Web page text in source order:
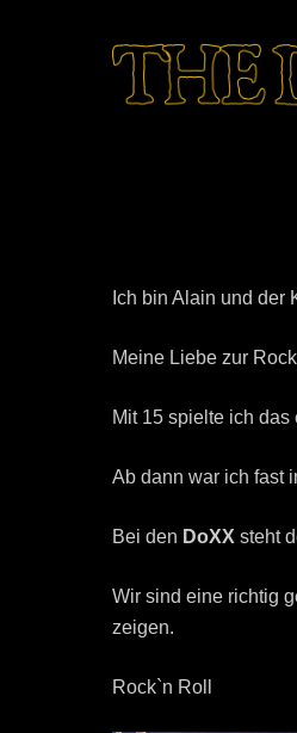
Ich bin Alain und
Meine Liebe zur
Mit 15 spielte ich
Ab dann war ich fast
Bei den DoXX steht
Wir sind eine richtig
zeigen.
Rock`n Roll